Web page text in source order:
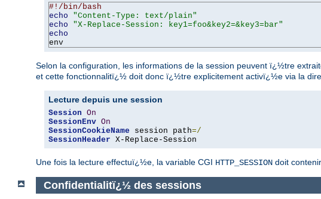
#!/bin/bash
echo
"Content-Type: text/plain"
echo
"X-Replace-Session: key1=foo&key2=&key3=bar"
echo
env
Selon la configuration, les informations de la session peuvent ï¿½tre
et cette fonctionnalitï¿½ doit donc ï¿½tre explicitement activï¿½e via la
Lecture depuis une session
Session On
SessionEnv On
SessionCookieName session path=/
SessionHeader X-Replace-Session
Une fois la lecture effectuï¿½e, la variable CGI HTTP_SESSION doit
Confidentialitï¿½ des sessions